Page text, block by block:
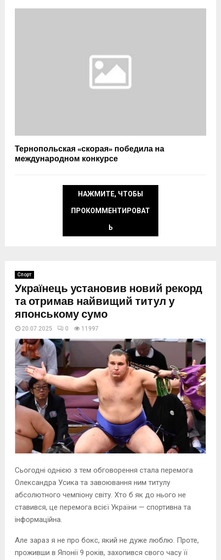
Тернопольская «скорая» победила на
международном конкурсе
НАЖМИТЕ, ЧТОБЫ
ПРОКОММЕНТИРОВАТ
Ь
Спорт
Українець установив новий рекорд
та отримав найвищий титул у
японському сумо
20.07.2025 0 11997
Сьогодні однією з тем обговорення стала перемога
Олександра Усика та завоювання ним титулу
абсолютного чемпіону світу. Хто б як до нього не
ставився, це перемога всієї України — спортивна та
інформаційна.
Але зараз я не про бокс, який не дуже люблю. Проте,
проживши в Японії 9 років, захопився свого часу її